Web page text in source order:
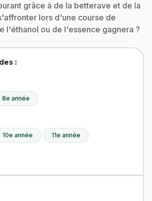
grâce à de la betterave et de la
lors d'une course de
l'éthanol ou de l'essence gagnera ?
:
8e année
10e année 11e année